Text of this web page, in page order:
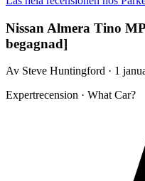
Nissan Almera Tino
begagnad]
Av Steve Huntingford · 1
Expertrecension · What Car?